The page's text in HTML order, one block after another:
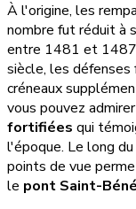
À l'origine, les
nombre fut réduit à
entre 1481 et
siècle, les défenses
créneaux
vous pouvez
fortifiées qui
l'époque. Le long du
points de vue
le pont Saint-